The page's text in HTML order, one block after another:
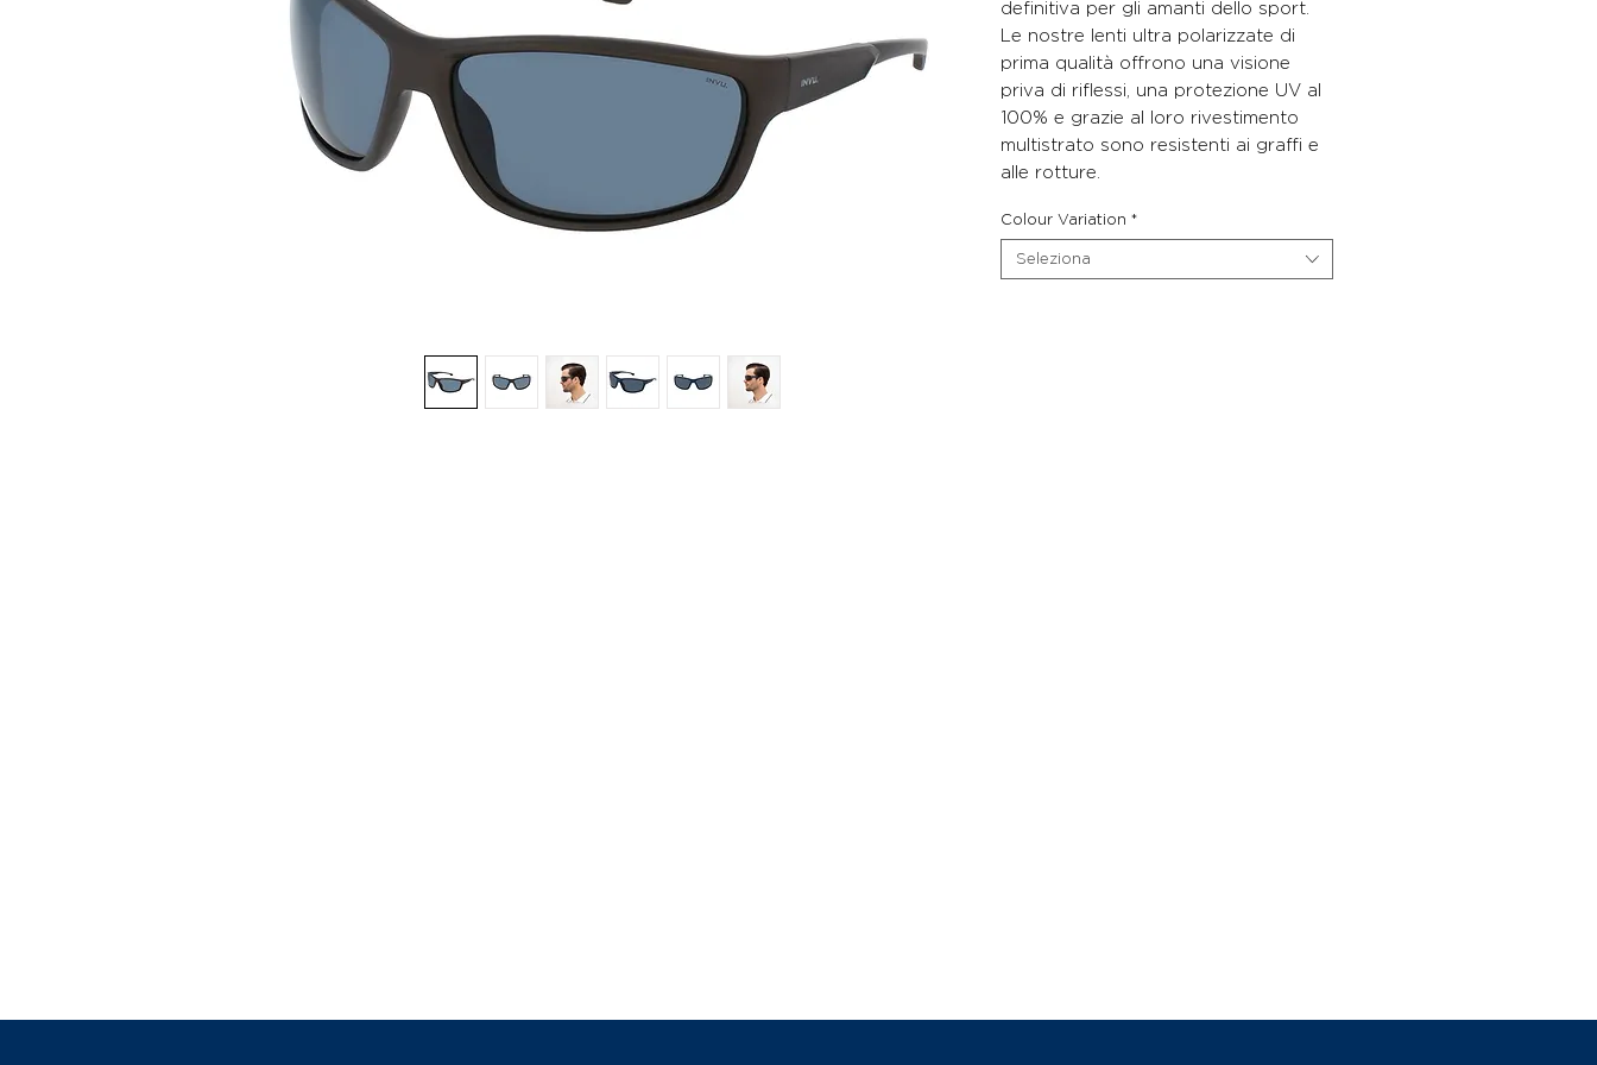
definitiva per gli amanti dello sport.
Le nostre lenti ultra polarizzate di
prima qualità offrono una visione
priva di riflessi, una protezione UV al
100% e grazie al loro rivestimento
multistrato sono resistenti ai graffi e
alle rotture.
Colour Variation *
Seleziona